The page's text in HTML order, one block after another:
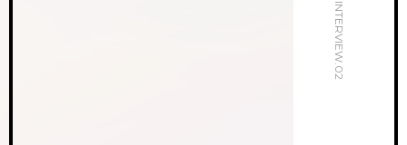
INTERVIEW.02